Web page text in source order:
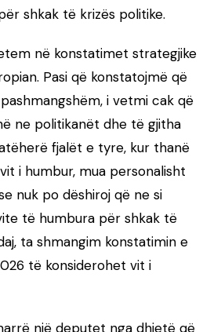
shkak të krizës politike.
në konstatimet strategjike
Pasi që konstatojmë që
i vetmi cak që
ne politikanët dhe të gjitha
fjalët e tyre, kur thanë
i humbur, mua personalisht
nuk po dëshiroj që ne si
të humbura për shkak të
ta shmangim konstatimin e
të konsiderohet vit i
një deputet nga dhjetë që